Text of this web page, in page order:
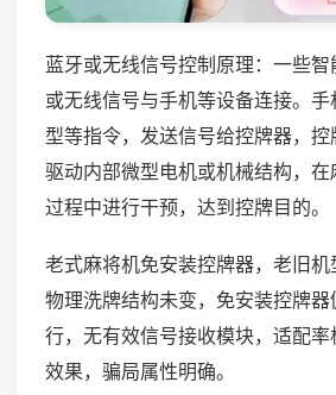
蓝牙或无线信号控制原理：一些
或无线信号与手机等设备连接。
型等指令，发送信号给控牌器，
驱动内部微型电机或机械结构，
过程中进行干预，达到控牌目的。
老式麻将机免安装控牌器，老旧机
物理洗牌结构未变，免安装控牌
行，无有效信号接收模块，适配
效果，骗局属性明确。